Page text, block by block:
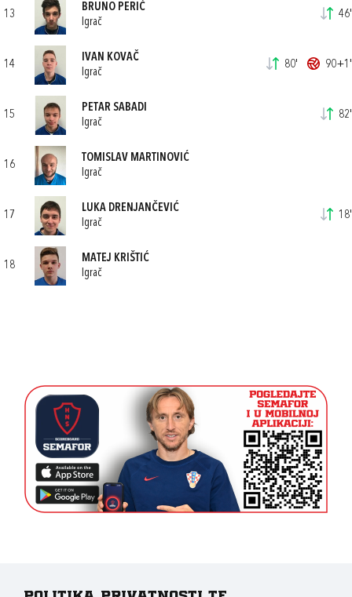
13
BRUNO PERIĆ
Igrač
46'
14
IVAN KOVAČ
Igrač
80' 90+1'
15
PETAR SABADI
Igrač
82'
16
TOMISLAV MARTINOVIĆ
Igrač
17
LUKA DRENJANČEVIĆ
Igrač
18'
18
MATEJ KRIŠTIĆ
Igrač